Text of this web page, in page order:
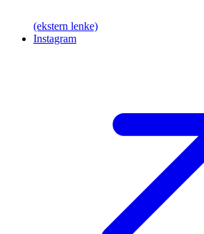
(ekstern lenke)
Instagram